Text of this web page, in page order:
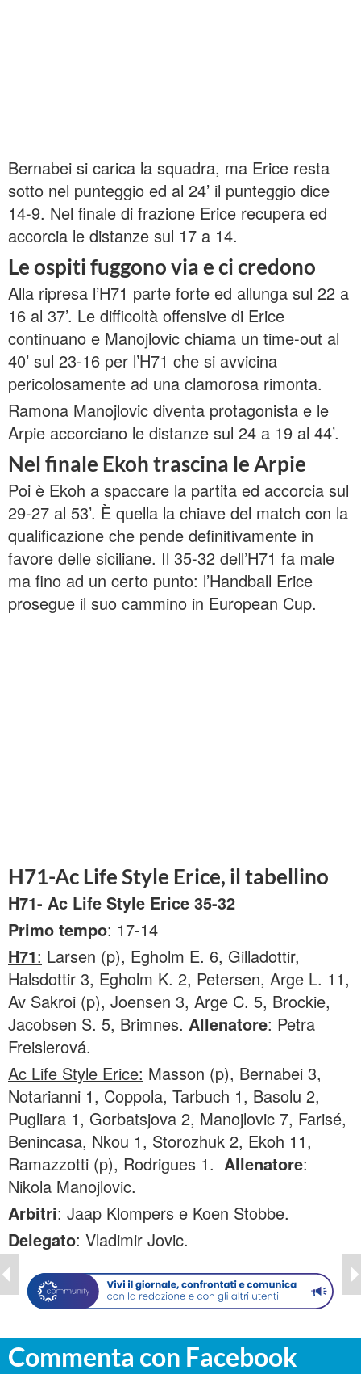
Bernabei si carica la squadra, ma Erice resta
sotto nel punteggio ed al 24’ il punteggio dice
14-9. Nel finale di frazione Erice recupera ed
accorcia le distanze sul 17 a 14.
Le ospiti fuggono via e ci credono
Alla ripresa l’H71 parte forte ed allunga sul 22 a
16 al 37’. Le difficoltà offensive di Erice
continuano e Manojlovic chiama un time-out al
40’ sul 23-16 per l’H71 che si avvicina
pericolosamente ad una clamorosa rimonta.
Ramona Manojlovic diventa protagonista e le
Arpie accorciano le distanze sul 24 a 19 al 44’.
Nel finale Ekoh trascina le Arpie
Poi è Ekoh a spaccare la partita ed accorcia sul
29-27 al 53’. È quella la chiave del match con la
qualificazione che pende definitivamente in
favore delle siciliane. Il 35-32 dell’H71 fa male
ma fino ad un certo punto: l’Handball Erice
prosegue il suo cammino in European Cup.
H71-Ac Life Style Erice, il tabellino
H71- Ac Life Style Erice 35-32
Primo tempo: 17-14
H71: Larsen (p), Egholm E. 6, Gilladottir,
Halsdottir 3, Egholm K. 2, Petersen, Arge L. 11,
Av Sakroi (p), Joensen 3, Arge C. 5, Brockie,
Jacobsen S. 5, Brimnes. Allenatore: Petra
Freislerová.
Ac Life Style Erice: Masson (p), Bernabei 3,
Notarianni 1, Coppola, Tarbuch 1, Basolu 2,
Pugliara 1, Gorbatsjova 2, Manojlovic 7, Farisé,
Benincasa, Nkou 1, Storozhuk 2, Ekoh 11,
Ramazzotti (p), Rodrigues 1. Allenatore:
Nikola Manojlovic.
Arbitri: Jaap Klompers e Koen Stobbe.
Delegato: Vladimir Jovic.
Commenta con Facebook